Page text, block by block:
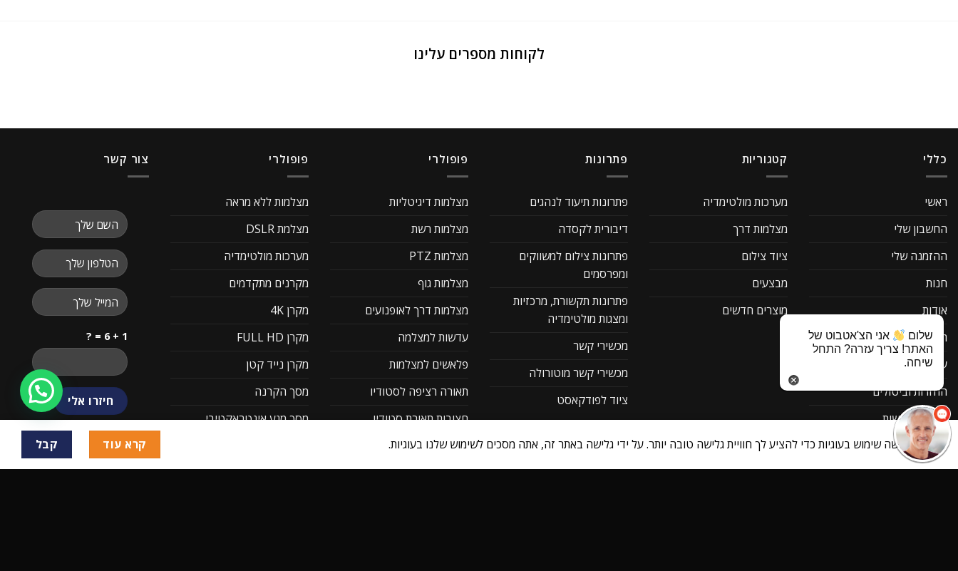
לקוחות מספרים עלינו
כללי
ראשי
החשבון שלי
ההזמנה שלי
חנות
אודות
תקנון
עמוד פרטיות
החזרות וביטולים
הצהרת נגישות
רשימת משאלות
מאמרים ותוכן מקצועי
קטגוריות
מערכות מולטימדיה
מצלמות דרך
ציוד צילום
מבצעים
מוצרים חדשים
פתרונות
פתרונות תיעוד לנהגים
דיבורית לקסדה
פתרונות צילום למשווקים
ומפרסמים
פתרונות תקשורת, מרכזיות
ומצגות מולטימדיה
מכשירי קשר
מכשירי קשר מוטורולה
ציוד לפודקאסט
פופולרי
מצלמות דיגיטליות
מצלמות רשת
מצלמות PTZ
מצלמות גוף
מצלמות דרך לאופנועים
עדשות למצלמה
פלאשים למצלמות
תאורה רציפה לסטודיו
חצובות תאורת סטודיו
ציוד לסטודיו לצילום
פופולרי
מצלמות ללא מראה
מצלמת DSLR
מערכות מולטימדיה
מקרנים מתקדמים
מקרן 4K
מקרן FULL HD
מקרן נייד קטן
מסך הקרנה
מסך מגע אינטראקטיבי
צור קשר
1 + 6 = ?
האתר עושה שימוש בעוגיות כדי להציע לך חוויית גלישה טובה יותר. על ידי גלישה באתר זה, אתה מסכים לשימוש שלנו בעוגיות. קרא עוד קבל
שלום
אני הצ'אטבוט של
האתר! צריך עזרה? התחל
שיחה.